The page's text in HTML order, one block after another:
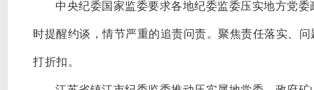
中央纪委国家监委要求各地纪委监委压实地方党
时提醒约谈，情节严重的追责问责。聚焦责任落实、
打折扣。